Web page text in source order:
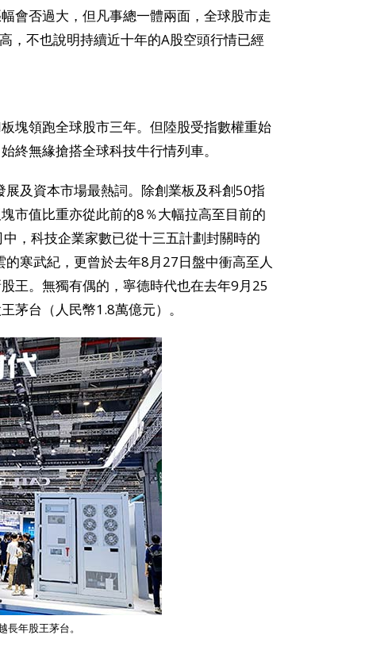
會否過大，但凡事總一體兩面，全球股市走
，不也說明持續近十年的A股空頭行情已經
塊領跑全球股市三年。但陸股受指數權重始
終無緣搶搭全球科技牛行情列車。
及資本市場最熱詞。除創業板及科創50指
市值比重亦從此前的8％大幅拉高至目前的
，科技企業家數已從十三五計劃封關時的
寒武紀，更曾於去年8月27日盤中衝高至人
王。無獨有偶的，寧德時代也在去年9月25
茅台（人民幣1.8萬億元）。
年股王茅台。